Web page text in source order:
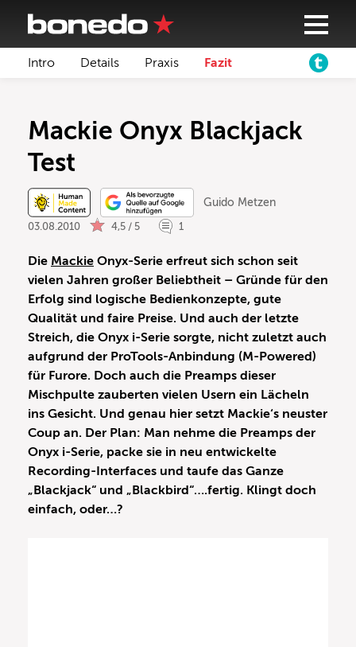
Intro Details Praxis Fazit
Mackie Onyx Blackjack
Test
Guido Metzen
03.08.2010 4,5 / 5 1
Die Mackie Onyx-Serie erfreut sich schon seit
vielen Jahren großer Beliebtheit – Gründe für den
Erfolg sind logische Bedienkonzepte, gute
Qualität und faire Preise. Und auch der letzte
Streich, die Onyx i-Serie sorgte, nicht zuletzt auch
aufgrund der ProTools-Anbindung (M-Powered)
für Furore. Doch auch die Preamps dieser
Mischpulte zauberten vielen Usern ein Lächeln
ins Gesicht. Und genau hier setzt Mackie‘s neuster
Coup an. Der Plan: Man nehme die Preamps der
Onyx i-Serie, packe sie in neu entwickelte
Recording-Interfaces und taufe das Ganze
„Blackjack“ und „Blackbird“….fertig. Klingt doch
einfach, oder…?